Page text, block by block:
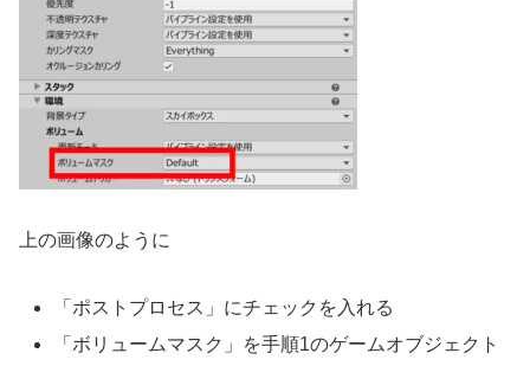
上の画像のように
「ポストプロセス」にチェックを入れる
「ボリュームマスク」を手順1のゲームオブジェクト